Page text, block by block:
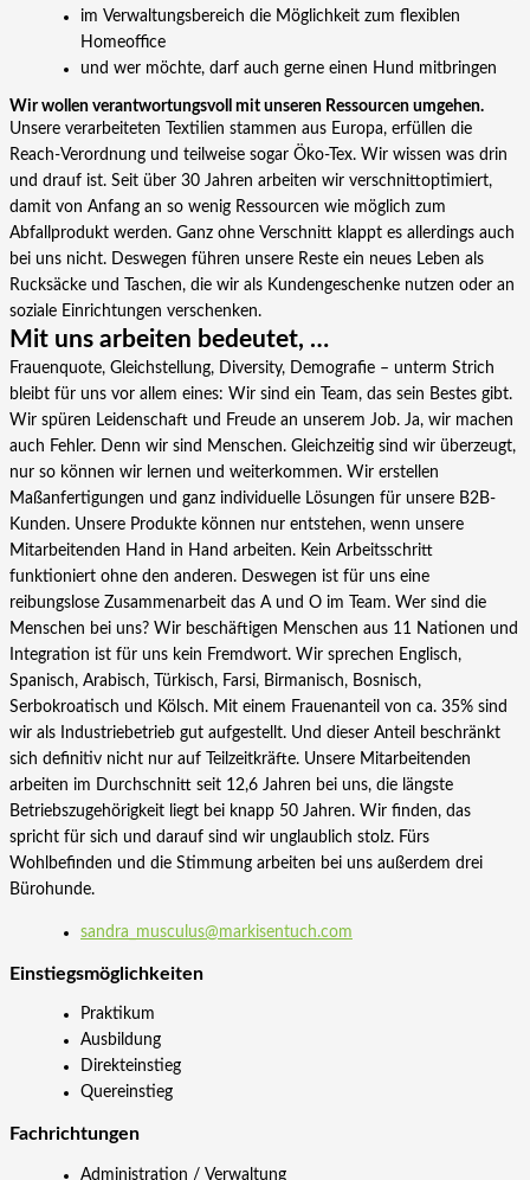
im Verwaltungsbereich die Möglichkeit zum flexiblen
Homeoffice
und wer möchte, darf auch gerne einen Hund mitbringen
Wir wollen verantwortungsvoll mit unseren Ressourcen umgehen.
Unsere verarbeiteten Textilien stammen aus Europa, erfüllen die
Reach-Verordnung und teilweise sogar Öko-Tex. Wir wissen was drin
und drauf ist. Seit über 30 Jahren arbeiten wir verschnittoptimiert,
damit von Anfang an so wenig Ressourcen wie möglich zum
Abfallprodukt werden. Ganz ohne Verschnitt klappt es allerdings auch
bei uns nicht. Deswegen führen unsere Reste ein neues Leben als
Rucksäcke und Taschen, die wir als Kundengeschenke nutzen oder an
soziale Einrichtungen verschenken.
Mit uns arbeiten bedeutet, …
Frauenquote, Gleichstellung, Diversity, Demografie – unterm Strich
bleibt für uns vor allem eines: Wir sind ein Team, das sein Bestes gibt.
Wir spüren Leidenschaft und Freude an unserem Job. Ja, wir machen
auch Fehler. Denn wir sind Menschen. Gleichzeitig sind wir überzeugt,
nur so können wir lernen und weiterkommen. Wir erstellen
Maßanfertigungen und ganz individuelle Lösungen für unsere B2B-
Kunden. Unsere Produkte können nur entstehen, wenn unsere
Mitarbeitenden Hand in Hand arbeiten. Kein Arbeitsschritt
funktioniert ohne den anderen. Deswegen ist für uns eine
reibungslose Zusammenarbeit das A und O im Team. Wer sind die
Menschen bei uns? Wir beschäftigen Menschen aus 11 Nationen und
Integration ist für uns kein Fremdwort. Wir sprechen Englisch,
Spanisch, Arabisch, Türkisch, Farsi, Birmanisch, Bosnisch,
Serbokroatisch und Kölsch. Mit einem Frauenanteil von ca. 35% sind
wir als Industriebetrieb gut aufgestellt. Und dieser Anteil beschränkt
sich definitiv nicht nur auf Teilzeitkräfte. Unsere Mitarbeitenden
arbeiten im Durchschnitt seit 12,6 Jahren bei uns, die längste
Betriebszugehörigkeit liegt bei knapp 50 Jahren. Wir finden, das
spricht für sich und darauf sind wir unglaublich stolz. Fürs
Wohlbefinden und die Stimmung arbeiten bei uns außerdem drei
Bürohunde.
sandra_musculus@markisentuch.com
Einstiegs­möglichkeiten
Praktikum
Ausbildung
Direkteinstieg
Quereinstieg
Fachrichtungen
Administration / Verwaltung